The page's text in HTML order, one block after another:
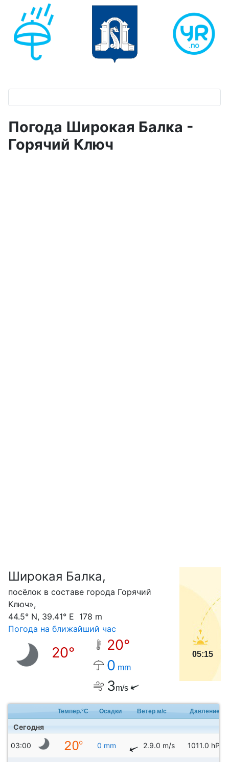
Погода Широкая Балка -
Горячий Ключ
Широкая Балка,
посёлок в составе города Горячий
Ключ»,
44.5° N, 39.41° E 178 m
Погода на ближайший час
20°
20°
0 mm
3m/s
05:15
Темпер.°C Осадки Ветер м/с Давление
Сегодня
03:00 0 mm 2.9.0 m/s 1011.0 hPa